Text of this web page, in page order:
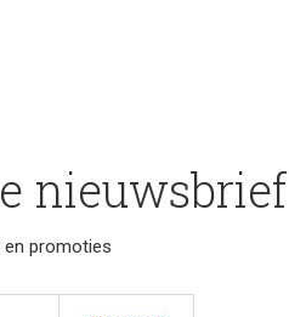
nieuwsbrief
en promoties